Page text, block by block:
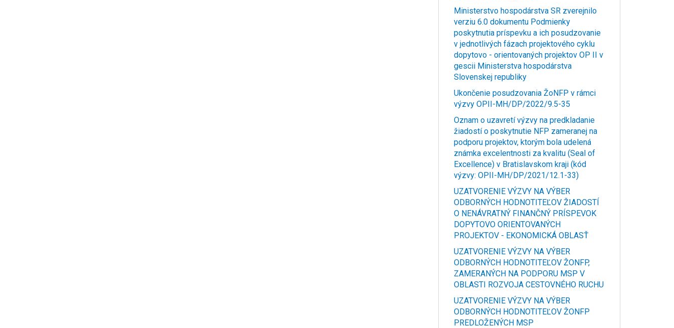
Ministerstvo hospodárstva SR zverejnilo
verziu 6.0 dokumentu Podmienky
poskytnutia príspevku a ich posudzovanie
v jednotlivých fázach projektového cyklu
dopytovo - orientovaných projektov OP II v
gescii Ministerstva hospodárstva
Slovenskej republiky
Ukončenie posudzovania ŽoNFP v rámci
výzvy OPII-MH/DP/2022/9.5-35
Oznam o uzavretí výzvy na predkladanie
žiadostí o poskytnutie NFP zameranej na
podporu projektov, ktorým bola udelená
známka excelentnosti za kvalitu (Seal of
Excellence) v Bratislavskom kraji (kód
výzvy: OPII-MH/DP/2021/12.1-33)
UZATVORENIE VÝZVY NA VÝBER
ODBORNÝCH HODNOTITEĽOV ŽIADOSTÍ
O NENÁVRATNÝ FINANČNÝ PRÍSPEVOK
DOPYTOVO ORIENTOVANÝCH
PROJEKTOV - EKONOMICKÁ OBLASŤ
UZATVORENIE VÝZVY NA VÝBER
ODBORNÝCH HODNOTITEĽOV ŽONFP,
ZAMERANÝCH NA PODPORU MSP V
OBLASTI ROZVOJA CESTOVNÉHO RUCHU
UZATVORENIE VÝZVY NA VÝBER
ODBORNÝCH HODNOTITEĽOV ŽONFP
PREDLOŽENÝCH MSP